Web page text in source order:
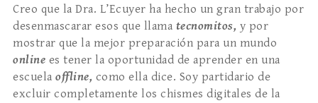
Creo que la Dra. L’Ecuyer ha hecho un gran trabajo por
desenmascarar esos que llama tecnomitos, y por
mostrar que la mejor preparación para un mundo
online es tener la oportunidad de aprender en una
escuela offline, como ella dice. Soy partidario de
excluir completamente los chismes digitales de la